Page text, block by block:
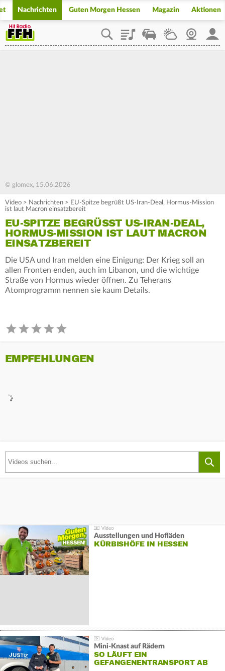
Nachrichten Guten Morgen Hessen Magazin Aktionen
PlaylistStaupilotWetterWebcam
© glomex, 15.06.2026
Video > Nachrichten > EU-Spitze begrüßt US-Iran-Deal, Hormus-Mission
ist laut Macron einsatzbereit
EU-SPITZE BEGRÜSST US-IRAN-DEAL, H
ORMUS-MISSION IST LAUT MACRON E
INSATZBEREIT
Die USA und Iran melden eine Einigung: Der Krieg soll an
allen Fronten enden, auch im Libanon, und die wichtige
Straße von Hormus wieder öffnen. Zu Teherans
Atomprogramm nennen sie kaum Details.
EMPFEHLUNGEN
Ausstellungen und Hofläden
KÜRBISHÖFE IN HESSEN
Mini-Knast auf Rädern
SO LÄUFT EIN
GEFANGENENTRANSPORT AB